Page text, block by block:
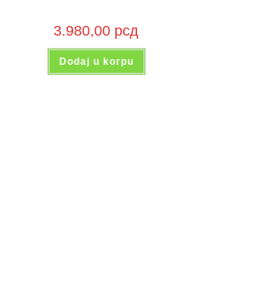
3.980,00 рсд
Dodaj u korpu